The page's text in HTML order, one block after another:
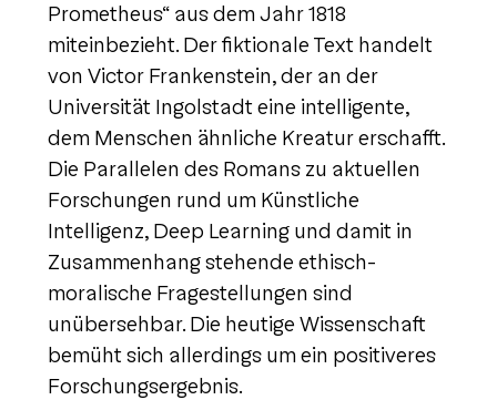
Prometheus“ aus dem Jahr 1818
miteinbezieht. Der fiktionale Text handelt
von Victor Frankenstein, der an der
Universität Ingolstadt eine intelligente,
dem Menschen ähnliche Kreatur erschafft.
Die Parallelen des Romans zu aktuellen
Forschungen rund um Künstliche
Intelligenz, Deep Learning und damit in
Zusammenhang stehende ethisch-
moralische Fragestellungen sind
unübersehbar. Die heutige Wissenschaft
bemüht sich allerdings um ein positiveres
Forschungsergebnis.